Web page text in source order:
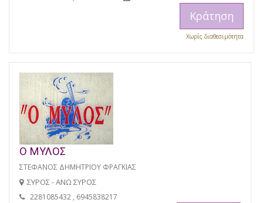
Κράτηση
Χωρίς διαθεσιμότητα
Ο ΜΥΛΟΣ
ΣΤΕΦΑΝΟΣ ΔΗΜΗΤΡΙΟΥ ΦΡΑΓΚΙΑΣ
ΣΥΡΟΣ - ΑΝΩ ΣΥΡΟΣ
2281085432 , 6945838217